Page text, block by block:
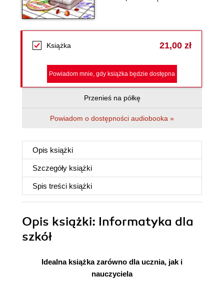
Książka 21,00 zł
Powiadom mnie, gdy książka będzie dostępna
Przenieś na półkę
Powiadom o dostępności audiobooka »
Opis książki
Szczegóły książki
Spis treści książki
Opis książki: Informatyka dla
szkół
Idealna książka zarówno dla ucznia, jak i
nauczyciela